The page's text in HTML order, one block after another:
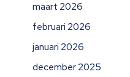
maart 2026
februari 2026
januari 2026
december 2025